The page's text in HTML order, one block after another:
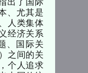
、尤其是
人类集体
经济关系
、国际关
之间的关
个人追求